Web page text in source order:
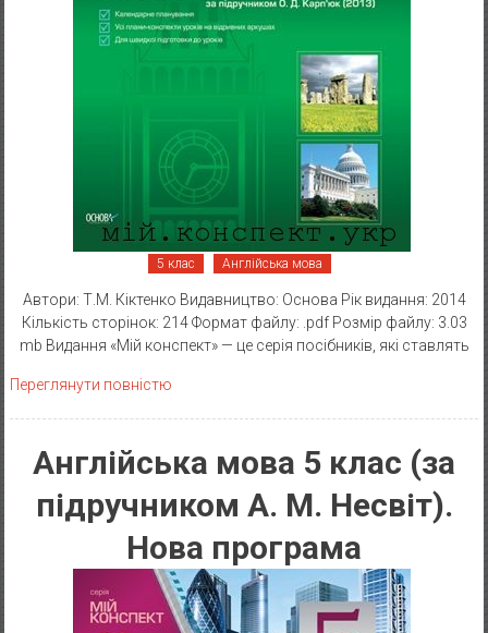
5 клас Англійська мова
Автори: Т.М. Кіктенко Видавництво: Основа Рік видання: 2014
Кількість сторінок: 214 Формат файлу: .pdf Розмір файлу: 3.03
mb Видання «Мій конспект» — це серія посібників, які ставлять
Переглянути повністю
Англійська мова 5 клас (за
підручником А. М. Несвіт).
Нова програма